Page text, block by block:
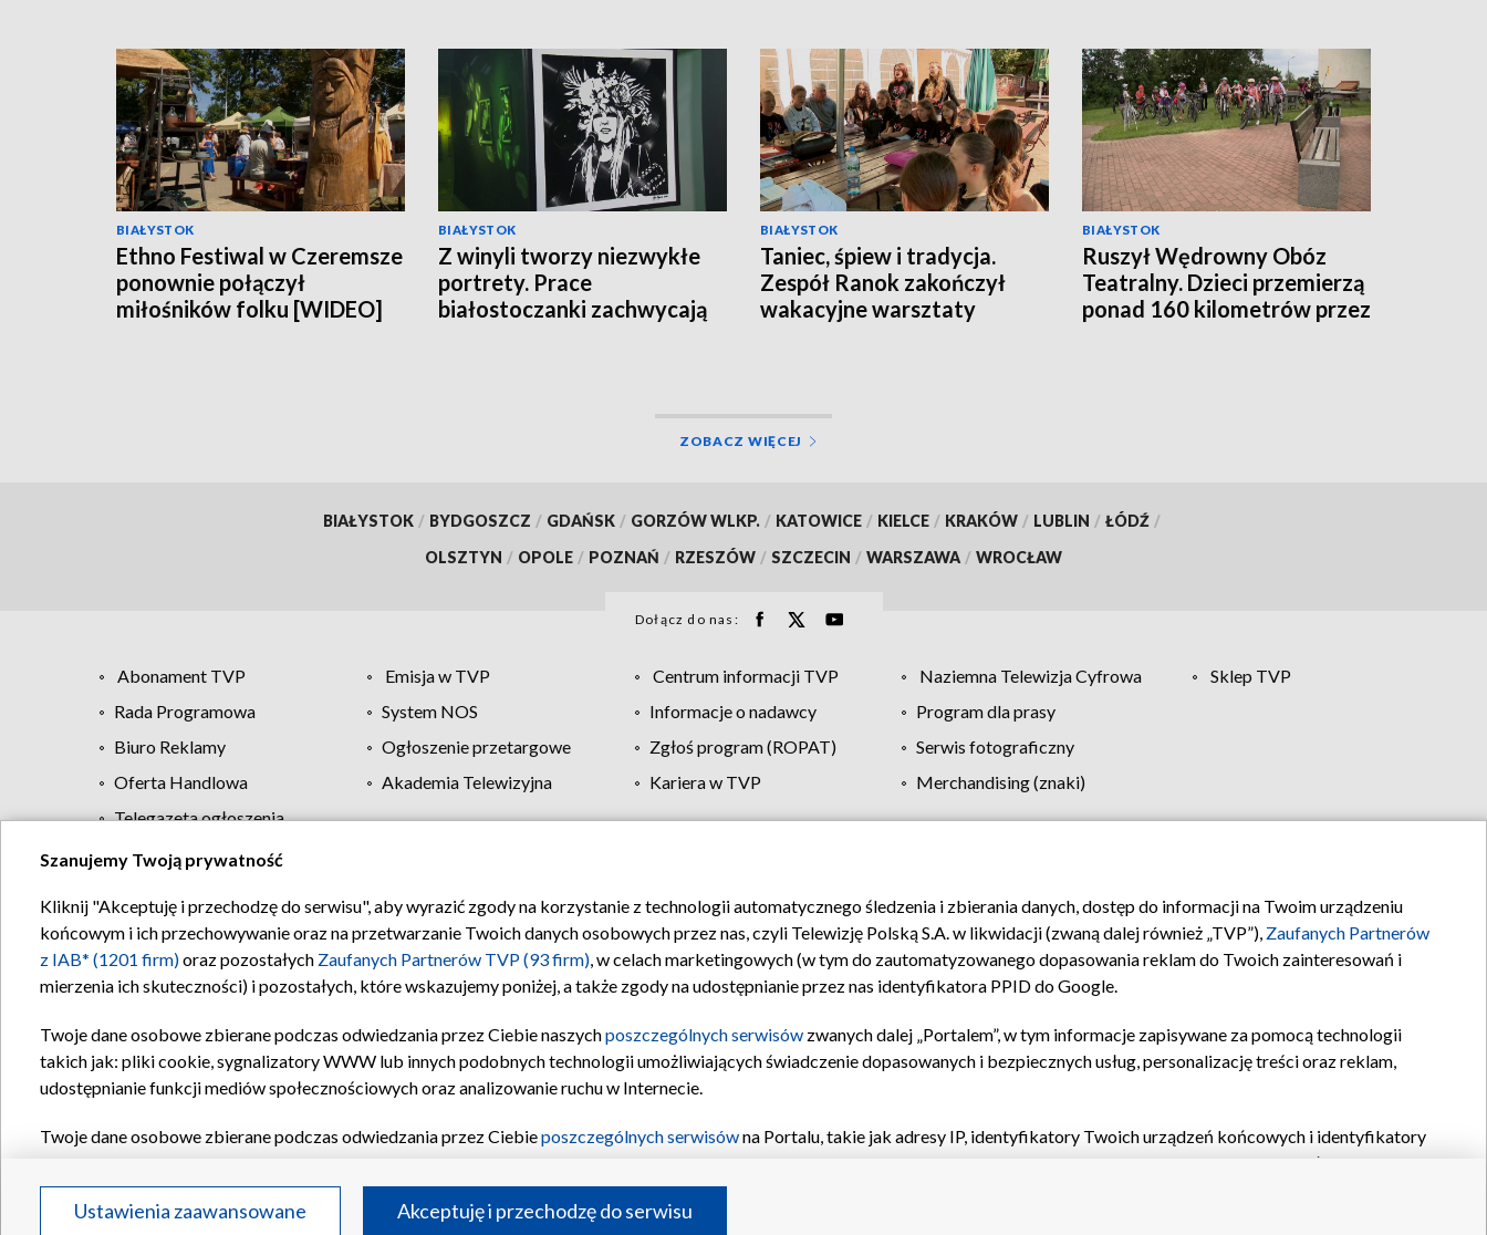
BIAŁYSTOK
Ethno Festiwal w Czeremsze
ponownie połączył
miłośników folku [WIDEO]
BIAŁYSTOK
Z winyli tworzy niezwykłe
portrety. Prace
białostoczanki zachwycają
BIAŁYSTOK
Taniec, śpiew i tradycja.
Zespół Ranok zakończył
wakacyjne warsztaty
BIAŁYSTOK
Ruszył Wędrowny Obóz
Teatralny. Dzieci przemierzą
ponad 160 kilometrów przez
ZOBACZ WIĘCEJ
BIAŁYSTOK / BYDGOSZCZ / GDAŃSK / GORZÓW WLKP. / KATOWICE / KIELCE / KRAKÓW / LUBLIN / ŁÓDŹ /
OLSZTYN / OPOLE / POZNAŃ / RZESZÓW / SZCZECIN / WARSZAWA / WROCŁAW
Dołącz do nas:
Abonament TVP Emisja w TVP Centrum informacji TVP Naziemna Telewizja Cyfrowa
Sklep TVP
Rada Programowa
System NOS Informacje o nadawcy
Program dla prasy
Biuro Reklamy
Ogłoszenie przetargowe Zgłoś program (ROPAT)
Serwis fotograficzny
Oferta Handlowa
Akademia Telewizyjna Kariera w TVP
Merchandising (znaki)
Telegazeta ogłoszenia
Regulamin TVP Polityka prywatności Moje zgody Pomoc Biuro reklamy Kontakt
Szanujemy Twoją prywatność
Kliknij "Akceptuję i przechodzę do serwisu", aby wyrazić zgody na korzystanie z technologii automatycznego śledzenia i zbierania danych, dostęp do informacji na Twoim urządzeniu
końcowym i ich przechowywanie oraz na przetwarzanie Twoich danych osobowych przez nas, czyli Telewizję Polską S.A. w likwidacji (zwaną dalej również „TVP”), Zaufanych Partnerów
z IAB* (1201 firm)oraz pozostałych Zaufanych Partnerów TVP (93 firm), w celach marketingowych (w tym do zautomatyzowanego dopasowania reklam do Twoich zainteresowań i
mierzenia ich skuteczności) i pozostałych, które wskazujemy poniżej, a także zgody na udostępnianie przez nas identyfikatora PPID do Google.
Twoje dane osobowe zbierane podczas odwiedzania przez Ciebie naszychposzczególnych serwisów zwanych dalej „Portalem”, w tym informacje zapisywane za pomocą technologii
takich jak: pliki cookie, sygnalizatory WWW lub innych podobnych technologii umożliwiających świadczenie dopasowanych i bezpiecznych usług, personalizację treści oraz reklam,
udostępnianie funkcji mediów społecznościowych oraz analizowanie ruchu w Internecie.
Twoje dane osobowe zbierane podczas odwiedzania przez Ciebieposzczególnych serwisówna Portalu, takie jak adresy IP, identyfikatory Twoich urządzeń końcowych i identyfikatory
oraz pozostałych
Partnerów TVPdla realizacji następujących celów i funkcji: przechowywania informacji na urządzeniu lub dostęp do nich, wyboru podstawowych reklam, wyboru spersonalizowanych
reklam, tworzenia profilu spersonalizowanych reklam, tworzenia profilu spersonalizowanych treści, wyboru spersonalizowanych treści, pomiaru wydajności reklam, pomiaru wydajności
Ustawienia zaawansowane Akceptuję i przechodzę do serwisu